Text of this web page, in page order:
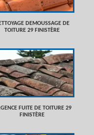
DEMOUSSAGE DE
TOITURE 29 FINISTÈRE
FUITE DE TOITURE 29
FINISTÈRE